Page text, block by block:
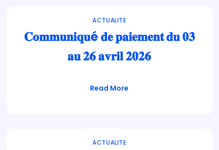
ACTUALITE
𝐂𝐨𝐦𝐦𝐮𝐧𝐢𝐪𝐮é 𝐝𝐞 𝐩𝐚𝐢𝐞𝐦𝐞𝐧𝐭 𝐝𝐮 𝟎𝟑
𝐚𝐮 𝟐𝟔 𝐚𝐯𝐫𝐢𝐥 𝟐𝟎𝟐𝟔
Read More
ACTUALITE